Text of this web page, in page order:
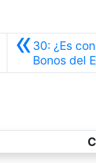
«30: ¿Es
Bonos del